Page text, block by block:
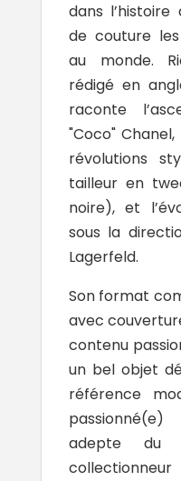
dans l’histoire
de couture
au monde.
rédigé en
raconte
"Coco"
révolutions
tailleur en
noire), et
sous la
Lagerfeld.
Son format
avec
contenu
un bel objet
référence
adepte du